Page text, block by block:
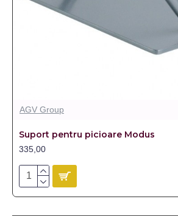
AGV Group
Suport pentru picioare Modus
335,00